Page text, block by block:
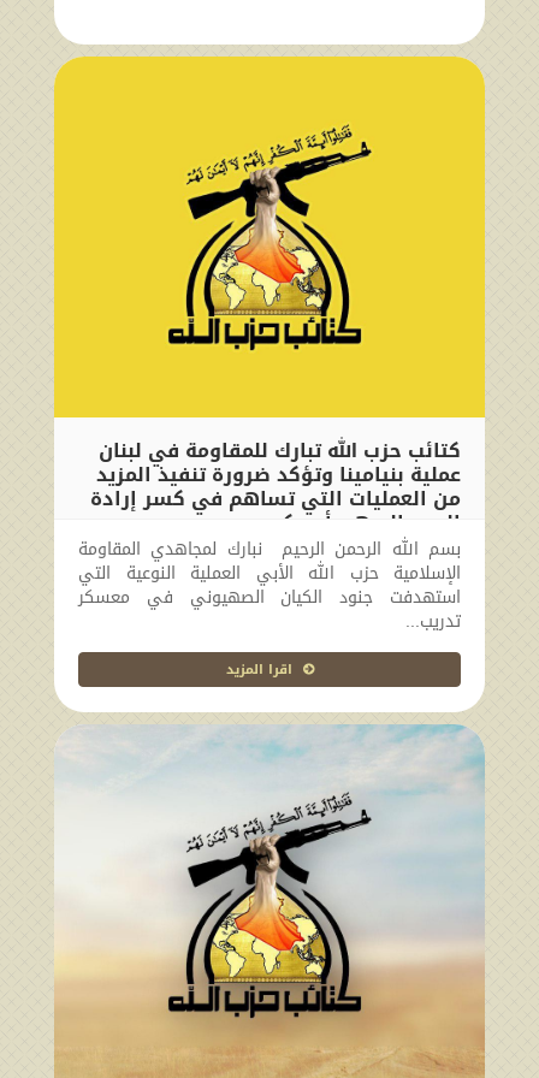
كتائب حزب الله تبارك للمقاومة في لبنان
عملية بنيامينا وتؤكد ضرورة تنفيذ المزيد
من العمليات التي تساهم في كسر إرادة
العدو الصهيوأمريكي
2024-10-14 00:06:22
بسم الله الرحمن الرحيم نبارك لمجاهدي المقاومة
الإسلامية حزب الله الأبي العملية النوعية التي
استهدفت جنود الكيان الصهيوني في معسكر
تدريب...
اقرا المزيد